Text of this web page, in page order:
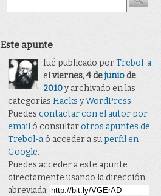
Este apunte
fué publicado porTrebol-a
elviernes, 4 dejuniode
2010y archivado en las
categorias Hacks yWordPress.
Puedes contactar con el autor por
email ó consultarotros apuntes de
Trebol-aó acceder a superfil en
Google.
Puedes acceder a este apunte
directamente usando la dirección
abreviada: